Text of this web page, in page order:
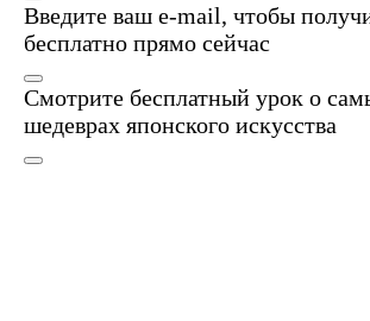
Введите ваш e-mail, чтобы
бесплатно прямо сейчас
Смотрите бесплатный урок о
шедеврах японского искусства